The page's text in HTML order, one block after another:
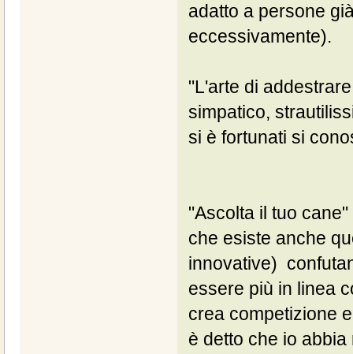
adatto a persone
eccessivamente).
"L'arte di
simpatico,
si è fortunati si
"Ascolta il tuo
che esiste anche
innovative)
essere più in linea
crea competizione
è detto che io abbia